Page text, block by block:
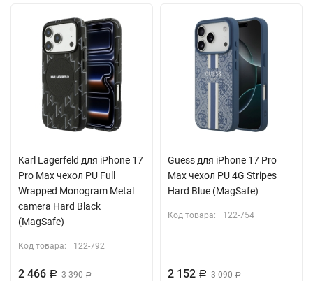
Karl Lagerfeld для iPhone 17
Pro Max чехол PU Full
Wrapped Monogram Metal
camera Hard Black
(MagSafe)
Код товара: 122-792
2 466 Р 3 390Р
Guess для iPhone 17 Pro
Max чехол PU 4G Stripes
Hard Blue (MagSafe)
Код товара: 122-754
2 152 Р 3 090Р